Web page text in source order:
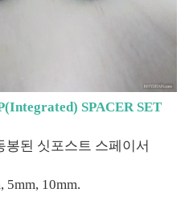
SPACER SET
봉된 싯포스트 스페이서
5mm, 10mm.